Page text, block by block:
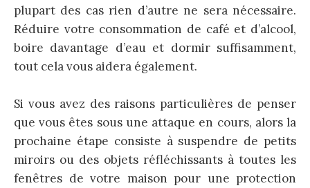
plupart des cas rien d’autre ne sera nécessaire.
Réduire votre consommation de café et d’alcool,
boire davantage d’eau et dormir suffisamment,
tout cela vous aidera également.
Si vous avez des raisons particulières de penser
que vous êtes sous une attaque en cours, alors la
prochaine étape consiste à suspendre de petits
miroirs ou des objets réfléchissants à toutes les
fenêtres de votre maison pour une protection